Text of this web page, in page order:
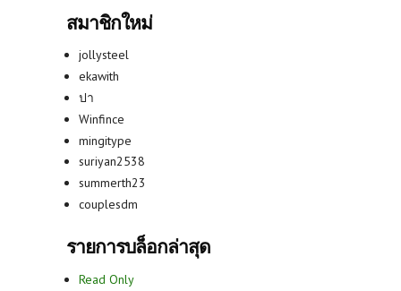
สมาชิกใหม่
jollysteel
ekawith
ปา
Winfince
mingitype
suriyan2538
summerth23
couplesdm
รายการบล็อกล่าสุด
Read Only